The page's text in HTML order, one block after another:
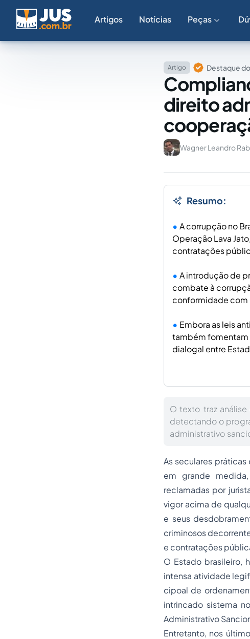
Artigos Notícias Peças
Artigo Destaque
direito
Wagner Leandro
Resumo:
A corrupção no
Operação Lava
contratações
A introdução de
combate à
conformidade com
Embora as leis
também fomentam
dialogal entre
O texto traz
detectando o
administrativo
As seculares
em grande
reclamadas por
vigor acima de
e seus
criminosos
e contratações
O Estado brasileiro,
intensa atividade
cipoal de
intrincado sistema
Administrativo
Entretanto, nos